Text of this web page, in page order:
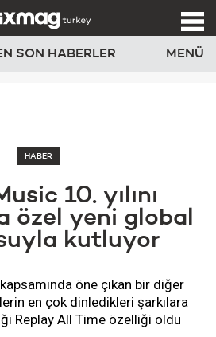
SON HABERLER MENÜ
HABER
10. yılını
özel yeni global
kutluyor
öne çıkan bir diğer
en çok dinledikleri şarkılara
Replay All Time özelliği oldu